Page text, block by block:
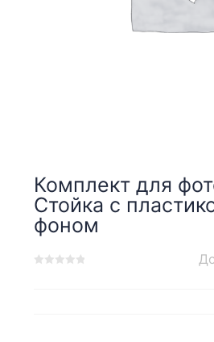
Комплект для
Стойка с
фоном